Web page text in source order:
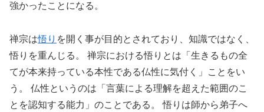
強かったことになる。
禅宗は悟り を開く事が目的とされており、知識ではなく、
悟りを重んじる。 禅宗における悟りとは「生きるもの全
てが本来持っている本性である仏性に気付く」ことをい
う。 仏性というのは「言葉による理解を超えた範囲のこ
とを認知する能力」のことである。 悟りは師から弟子へ